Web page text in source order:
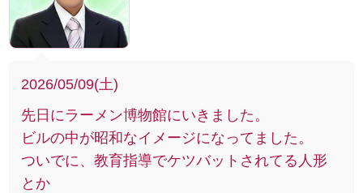
2026/05/09(土)
先日にラーメン博物館にいきました。
ビルの中が昭和なイメージになってました。
ついでに、教育指導でケツバットされてる人形
とか